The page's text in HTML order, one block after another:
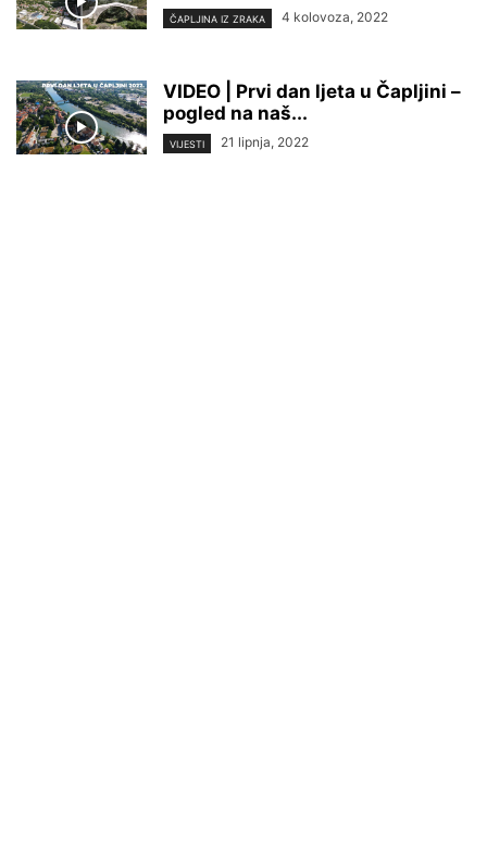
ČAPLJINA IZ ZRAKA 4 kolovoza, 2022
VIDEO | Prvi dan ljeta u Čapljini –
pogled na naš...
VIJESTI 21 lipnja, 2022